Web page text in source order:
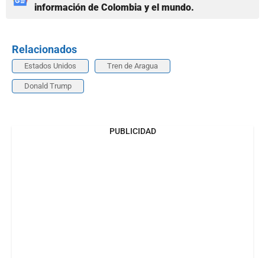
información de Colombia y el mundo.
Relacionados
Estados Unidos Tren de Aragua
Donald Trump
PUBLICIDAD